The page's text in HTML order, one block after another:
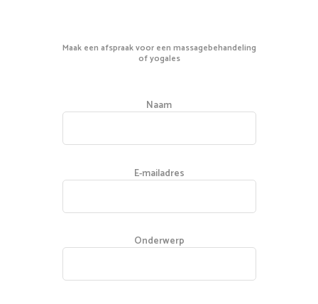
Maak een afspraak voor een massagebehandeling
of yogales
Naam
E-mailadres
Onderwerp